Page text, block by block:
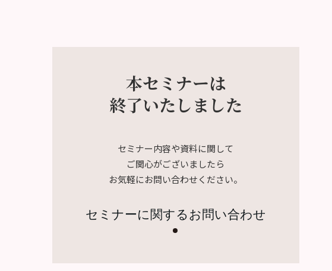
本セミナーは
終了いたしました
セミナー内容や資料に関して
ご関心がございましたら
お気軽にお問い合わせください。
セミナーに関するお問い合わせ